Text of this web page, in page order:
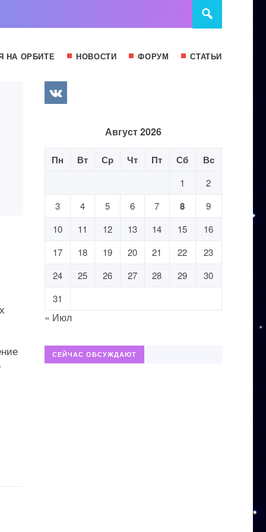
НА ОРБИТЕ НОВОСТИ ФОРУМ СТАТЬИ
Август 2026
Пн Вт Ср Чт Пт Сб Вс
1
2
3
4 5 6 7 8
9
10
11 12 13 14 15
16
17
18 19 20 21 22
23
24
25 26 27 28 29
30
31
« Июл
СЕЙЧАС ОБСУЖДАЮТ